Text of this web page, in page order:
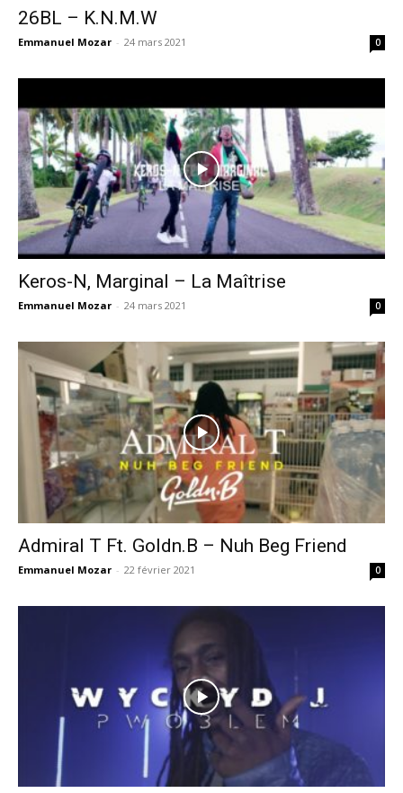
26BL – K.N.M.W
Emmanuel Mozar - 24 mars 2021 0
Keros-N, Marginal – La Maîtrise
Emmanuel Mozar - 24 mars 2021 0
Admiral T Ft. Goldn.B – Nuh Beg Friend
Emmanuel Mozar - 22 février 2021 0